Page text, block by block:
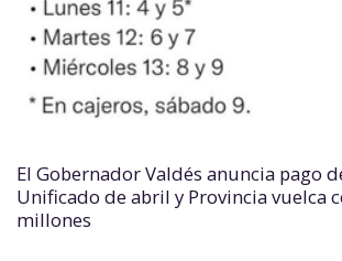
El Gobernador Valdés anuncia pago
Unificado de abril y Provincia vuelca
millones